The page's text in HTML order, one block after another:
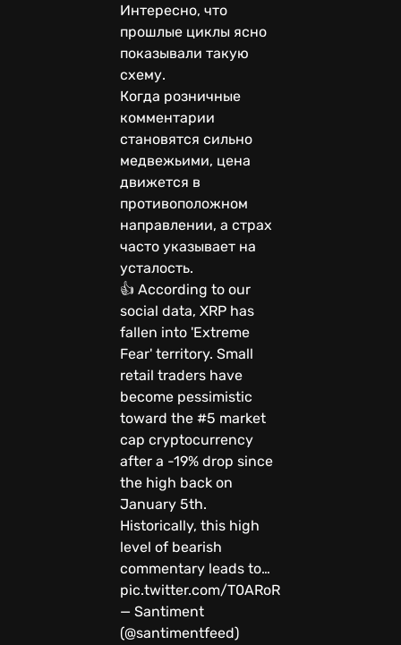
Интересно, что
прошлые циклы ясно
показывали такую
схему.
Когда розничные
комментарии
становятся сильно
медвежьими, цена
движется в
противоположном
направлении, а страх
часто указывает на
усталость.
👍 According to our
social data, XRP has
fallen into 'Extreme
Fear' territory. Small
retail traders have
become pessimistic
toward the #5 market
cap cryptocurrency
after a -19% drop since
the high back on
January 5th.
Historically, this high
level of bearish
commentary leads to…
pic.twitter.com/T0ARoRNDWw
— Santiment
(@santimentfeed)